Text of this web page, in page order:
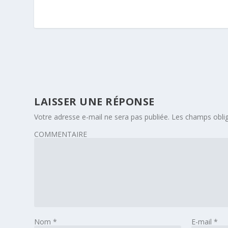
LAISSER UNE RÉPONSE
Votre adresse e-mail ne sera pas publiée. Les champs
COMMENTAIRE
Nom* E-mail *